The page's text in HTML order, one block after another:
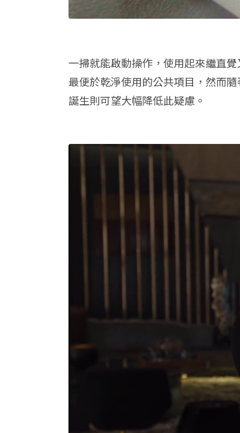
一掃就能啟動操作，使用起來繼直
最便於乾淨使用的公共項目，然而
誕生則可望大幅降低此疑慮。